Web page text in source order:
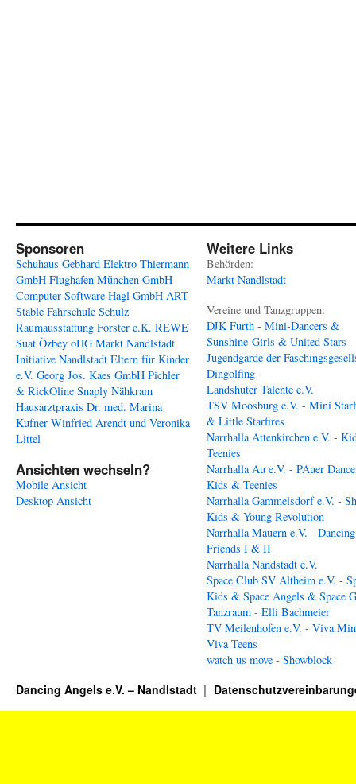
Sponsoren
Schuhaus Gebhard Elektro Thiermann
GmbH Flughafen München GmbH
Computer-Software Hagl GmbH ART
Stable Fahrschule Schulz
Raumausstattung Forster e.K. REWE
Suat Özbey oHG Markt Nandlstadt
Initiative Nandlstadt Eltern für Kinder
e.V. Georg Jos. Kaes GmbH Pichler
& RickOline Snaply Nähkram
Hausarztpraxis Dr. med. Marina
Kufner Winfried Arendt und Veronika
Littel
Ansichten wechseln?
Mobile Ansicht
Desktop Ansicht
Weitere Links
Behörden:
Markt Nandlstadt
Vereine und Tanzgruppen:
DJK Furth - Mini-Dancers &
Sunshine-Girls & United Stars
Jugendgarde der
Dingolfing
Landshuter Talente e.V.
TSV Moosburg e.V. - Mini
& Little Starfires
Narrhalla Attenkirchen e.V. -
Teenies
Narrhalla Au e.V. - PAuer
Kids & Teenies
Narrhalla Gammelsdorf e.V. -
Kids & Young Revolution
Narrhalla Mauern e.V. - Dancing
Friends I & II
Narrhalla Nandstadt e.V.
Space Club SV Altheim e.V. -
Kids & Space Angels & Space
Tanzraum - Elli Bachmeier
TV Meilenhofen e.V. - Viva
Viva Teens
watch us move - Showblock
Dancing Angels e.V. – Nandlstadt